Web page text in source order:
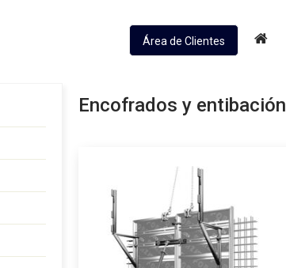
Área de Clientes
Encofrados y entibación